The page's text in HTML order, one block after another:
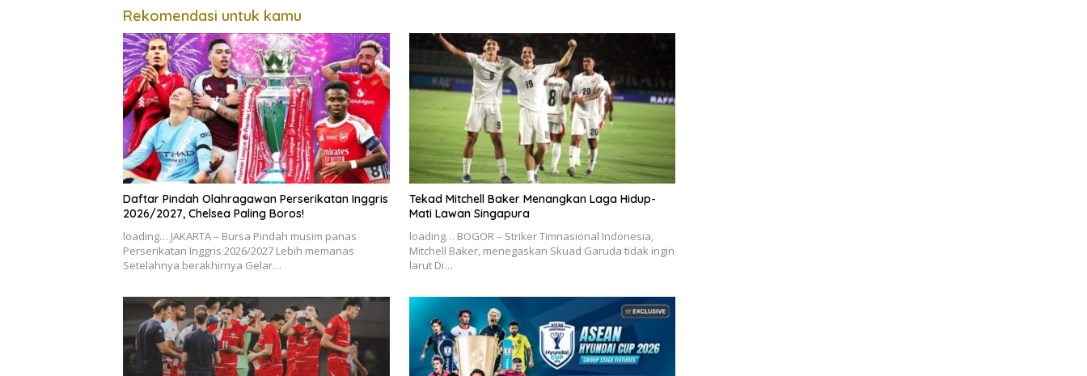
Rekomendasi untuk kamu
Daftar Pindah Olahragawan Perserikatan Inggris
2026/2027, Chelsea Paling Boros!
loading… JAKARTA – Bursa Pindah musim panas
Perserikatan Inggris 2026/2027 Lebih memanas
Setelahnya berakhirnya Gelar…
Tekad Mitchell Baker Menangkan Laga Hidup-
Mati Lawan Singapura
loading… BOGOR – Striker Timnasional Indonesia,
Mitchell Baker, menegaskan Skuad Garuda tidak ingin
larut Di…